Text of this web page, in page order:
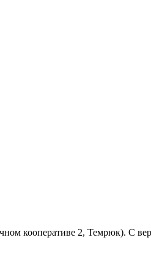
кооперативе 2, Темрюк). С